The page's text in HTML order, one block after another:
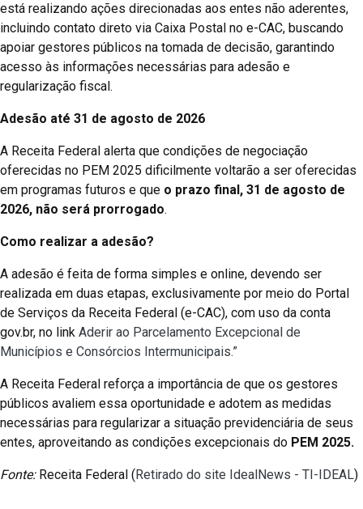
está realizando ações direcionadas aos entes não aderentes,
incluindo contato direto via Caixa Postal no e-CAC, buscando
apoiar gestores públicos na tomada de decisão, garantindo
acesso às informações necessárias para adesão e
regularização fiscal.
Adesão até 31 de agosto de 2026
A Receita Federal alerta que condições de negociação
oferecidas no PEM 2025 dificilmente voltarão a ser oferecidas
em programas futuros e que o prazo final, 31 de agosto de
2026, não será prorrogado.
Como realizar a adesão?
A adesão é feita de forma simples e online, devendo ser
realizada em duas etapas, exclusivamente por meio do Portal
de Serviços da Receita Federal (e-CAC), com uso da conta
gov.br, no link Aderir ao Parcelamento Excepcional de
Municípios e Consórcios Intermunicipais.”
A Receita Federal reforça a importância de que os gestores
públicos avaliem essa oportunidade e adotem as medidas
necessárias para regularizar a situação previdenciária de seus
entes, aproveitando as condições excepcionais do PEM 2025.
Fonte:Receita Federal (Retirado do site IdealNews - TI-IDEAL)